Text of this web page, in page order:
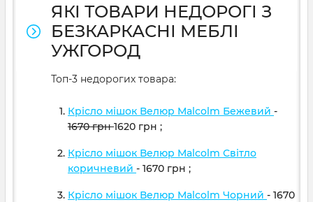
ЯКІ ТОВАРИ НЕДОРОГІ З
БЕЗКАРКАСНІ МЕБЛІ
УЖГОРОД
Топ-3 недорогих товара:
Крісло мішок Велюр Malcolm Бежевий -
1670грн1620 грн ;
Крісло мішок Велюр Malcolm Світло
коричневий - 1670 грн ;
Крісло мішок Велюр Malcolm Чорний - 1670